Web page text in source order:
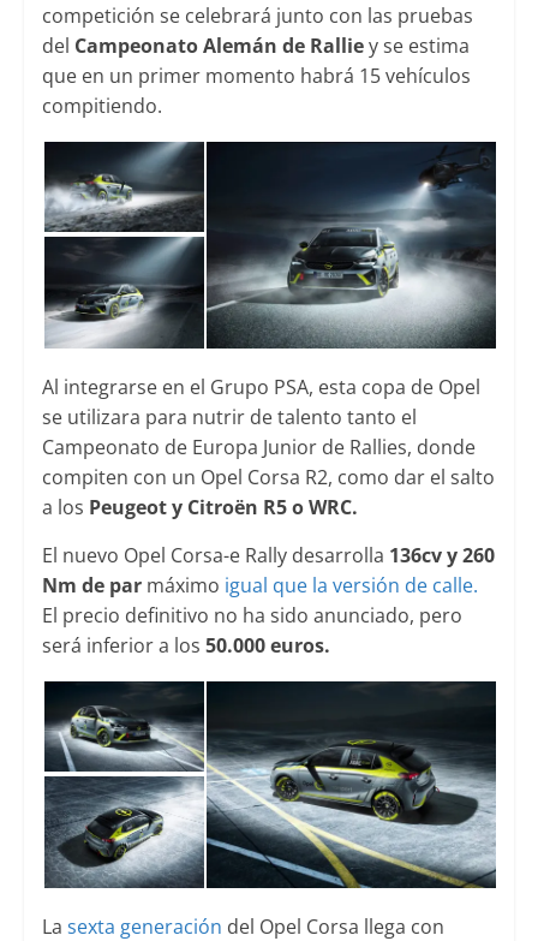
competición se celebrará junto con las pruebas
del Campeonato Alemán de Ralliey se estima
que en un primer momento habrá 15 vehículos
compitiendo.
Al integrarse en el Grupo PSA, esta copa de Opel
se utilizara para nutrir de talento tanto el
Campeonato de Europa Junior de Rallies, donde
compiten con un Opel Corsa R2, como dar el salto
a los Peugeot y Citroën R5 o WRC.
El nuevo Opel Corsa-e Rally desarrolla 136cv y 260
Nm de parmáximo igual que la versión de calle.
El precio definitivo no ha sido anunciado, pero
será inferior a los 50.000 euros.
La sexta generación del Opel Corsa llega con